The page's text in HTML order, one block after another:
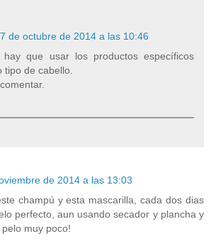
de octubre de 2014 a las 10:46
hay que usar los productos específicos
tipo de cabello.
de 2014 a las 13:03
champú y esta mascarilla, cada dos dias
perfecto, aun usando secador y plancha y
muy poco!